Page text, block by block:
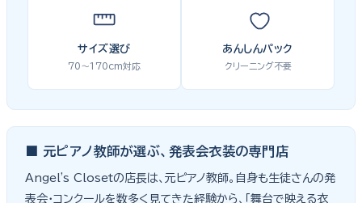
サイズ選び
70〜170cm対応
あんしんパック
クリーニング不要
■ 元ピアノ教師が選ぶ、発表会衣装の専門店
Angel's Closetの店長は、元ピアノ教師。自身も生徒さんの発
表会・コンクールを数多く見てきた経験から、「舞台で映える衣